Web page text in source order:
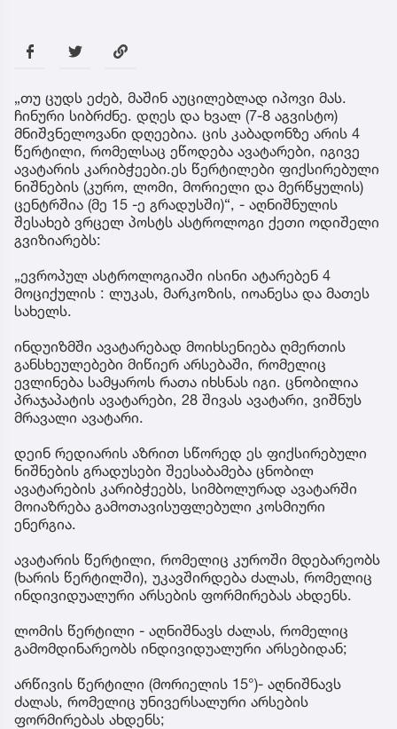
„თუ ცუდს ეძებ, მაშინ აუცილებლად იპოვი მას.
ჩინური სიბრძნე. დღეს და ხვალ (7-8 აგვისტო)
მნიშვნელოვანი დღეებია. ცის კაბადონზე არის 4
წერტილი, რომელსაც ეწოდება ავატარები, იგივე
ავატარის კარიბჭეები.ეს წერტილები ფიქსირებული
ნიშნების (კურო, ლომი, მორიელი და მერწყულის)
ცენტრშია (მე 15 -ე გრადუსში)“, - აღნიშნულის
შესახებ ვრცელ პოსტს ასტროლოგი ქეთი ოდიშელი
გვიზიარებს:
„ევროპულ ასტროლოგიაში ისინი ატარებენ 4
მოციქულის : ლუკას, მარკოზის, იოანესა და მათეს
სახელს.
ინდუიზმში ავატარებად მოიხსენიება ღმერთის
განსხეულებები მიწიერ არსებაში, რომელიც
ევლინება სამყაროს რათა იხსნას იგი. ცნობილია
პრაჯაპატის ავატარები, 28 შივას ავატარი, ვიშნუს
მრავალი ავატარი.
დეინ რედიარის აზრით სწორედ ეს ფიქსირებული
ნიშნების გრადუსები შეესაბამება ცნობილ
ავატარების კარიბჭეებს, სიმბოლურად ავატარში
მოიაზრება გამოთავისუფლებული კოსმიური
ენერგია.
ავატარის წერტილი, რომელიც კუროში მდებარეობს
(ხარის წერტილში), უკავშირდება ძალას, რომელიც
ინდივიდუალური არსების ფორმირებას ახდენს.
ლომის წერტილი - აღნიშნავს ძალას, რომელიც
გამომდინარეობს ინდივიდუალური არსებიდან;
არწივის წერტილი (მორიელის 15°)- აღნიშნავს
ძალას, რომელიც უნივერსალური არსების
ფორმირებას ახდენს;